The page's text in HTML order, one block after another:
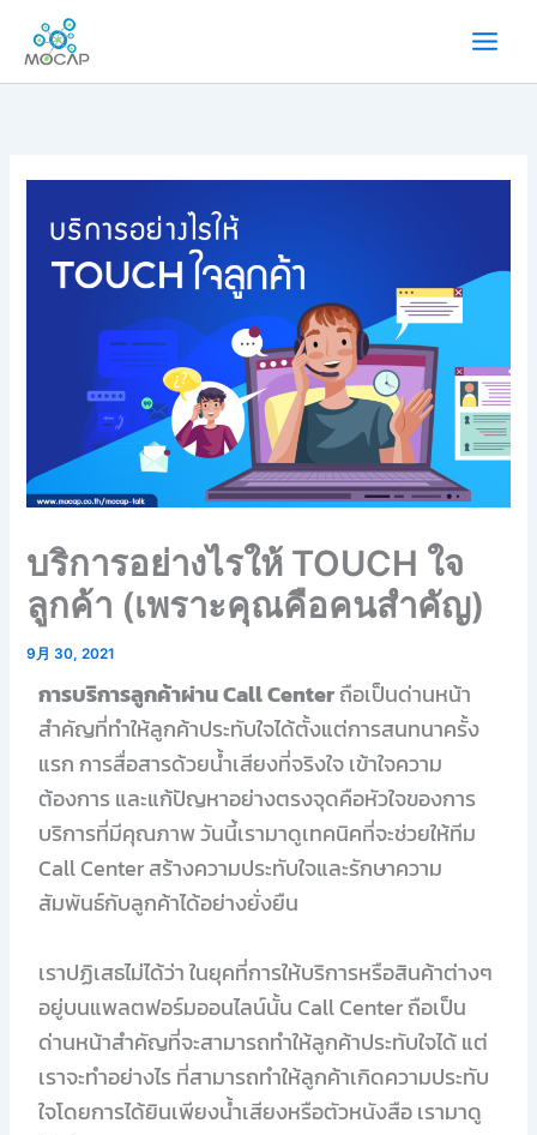
บริการอย่างไรให้ TOUCH ใจ
ลูกค้า (เพราะคุณคือคนสำคัญ)
9月 30, 2021
การบริการลูกค้าผ่าน Call Centerถือเป็นด่านหน้า
สำคัญที่ทำให้ลูกค้าประทับใจได้ตั้งแต่การสนทนาครั้ง
แรก การสื่อสารด้วยน้ำเสียงที่จริงใจ เข้าใจความ
ต้องการ และแก้ปัญหาอย่างตรงจุดคือหัวใจของการ
บริการที่มีคุณภาพ วันนี้เรามาดูเทคนิคที่จะช่วยให้ทีม
Call Center สร้างความประทับใจและรักษาความ
สัมพันธ์กับลูกค้าได้อย่างยั่งยืน
เราปฏิเสธไม่ได้ว่า ในยุคที่การให้บริการหรือสินค้าต่างๆ
อยู่บนแพลตฟอร์มออนไลน์นั้น Call Center ถือเป็น
ด่านหน้าสำคัญที่จะสามารถทำให้ลูกค้าประทับใจได้ แต่
เราจะทำอย่างไร ที่สามารถทำให้ลูกค้าเกิดความประทับ
ใจโดยการได้ยินเพียงน้ำเสียงหรือตัวหนังสือ เรามาดู